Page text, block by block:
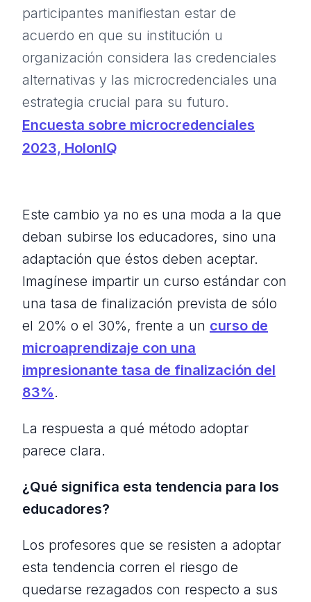
participantes manifiestan estar de
acuerdo en que su institución u
organización considera las credenciales
alternativas y las microcredenciales una
estrategia crucial para su futuro.
Encuesta sobre microcredenciales
2023, HolonIQ
Este cambio ya no es una moda a la que
deban subirse los educadores, sino una
adaptación que éstos deben aceptar.
Imagínese impartir un curso estándar con
una tasa de finalización prevista de sólo
el 20% o el 30%, frente a un curso de
microaprendizaje con una
impresionante tasa de finalización del
83%.
La respuesta a qué método adoptar
parece clara.
¿Qué significa esta tendencia para los
educadores?
Los profesores que se resisten a adoptar
esta tendencia corren el riesgo de
quedarse rezagados con respecto a sus